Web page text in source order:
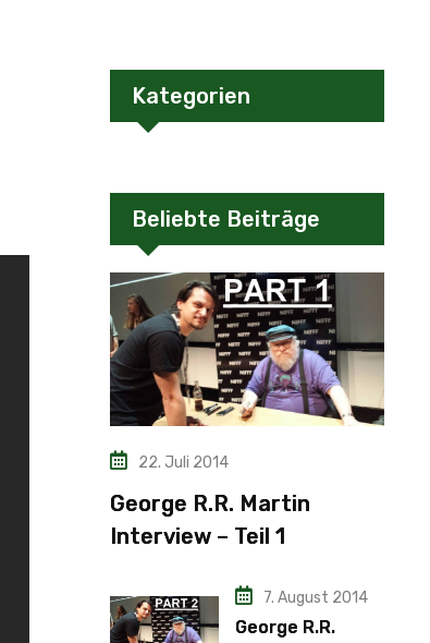
Kategorien
Beliebte Beiträge
22. Juli 2014
George R.R. Martin
Interview – Teil 1
7. August 2014
George R.R.